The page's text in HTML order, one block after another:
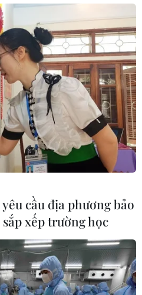
225 của Nhật Bản tăng
tại Trung Quốc, chỉ số
26.353,63 điểm, chỉ số
lên 3.676,59 điểm.
xác lập mức cao kỷ
cầu địa phương bảo
xếp trường học